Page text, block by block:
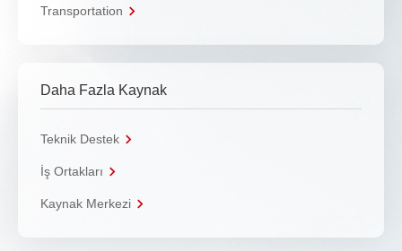
Transportation
Daha Fazla Kaynak
Teknik Destek
İş Ortakları
Kaynak Merkezi